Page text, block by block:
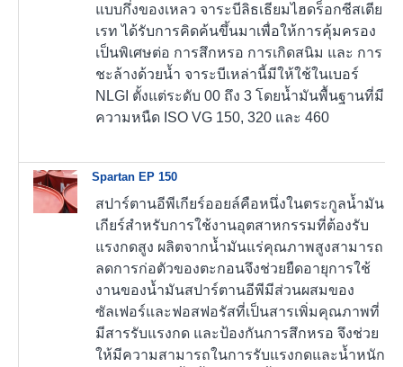
แบบกึ่งของเหลว จาระบีลิธเธียมไฮดร็อกซีสเตีย
เรท ได้รับการคิดค้นขึ้นมาเพื่อให้การคุ้มครอง
เป็นพิเศษต่อ การสึกหรอ การเกิดสนิม และ การ
ชะล้างด้วยน้ำ จาระบีเหล่านี้มีให้ใช้ในเบอร์
NLGI ตั้งแต่ระดับ 00 ถึง 3 โดยน้ำมันพื้นฐานที่มี
ความหนืด ISO VG 150, 320 และ 460
Spartan EP 150
สปาร์ตานอีพีเกียร์ออยล์คือหนึ่งในตระกูลน้ำมัน
เกียร์สำหรับการใช้งานอุตสาหกรรมที่ต้องรับ
แรงกดสูง ผลิตจากน้ำมันแร่คุณภาพสูงสามารถ
ลดการก่อตัวของตะกอนจึงช่วยยืดอายุการใช้
งานของน้ำมันสปาร์ตานอีพีมีส่วนผสมของ
ซัลเฟอร์และฟอสฟอรัสที่เป็นสารเพิ่มคุณภาพที่
มีสารรับแรงกด และป้องกันการสึกหรอ จึงช่วย
ให้มีความสามารถในการรับแรงกดและน้ำหนัก